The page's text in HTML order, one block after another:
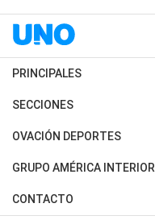
PRINCIPALES
Últimas Noticias
Política
Judiciales
SECCIONES
Horóscopo
Motores
Trucos caseros
OVACIÓN DEPORTES
Fútbol
Mundial
GRUPO AMÉRICA INTERIOR
Canal 7 en Vivo
CONTACTO